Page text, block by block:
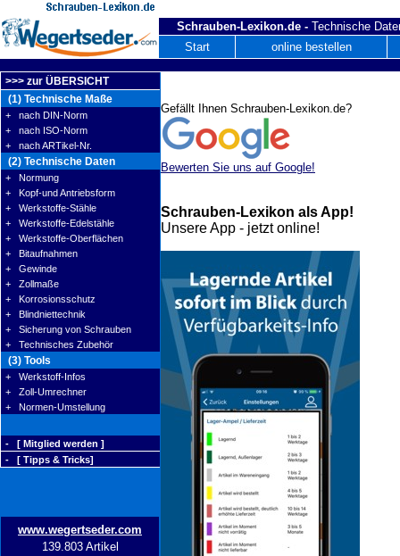
Schrauben-Lexikon.de - Technische
Start
online bestellen
>>> zur ÜBERSICHT
(1) Technische Maße
+ nach DIN-Norm
+ nach ISO-Norm
+ nach ARTikel-Nr.
(2) Technische Daten
+ Normung
+ Kopf-und Antriebsform
+ Werkstoffe-Stähle
+ Werkstoffe-Edelstähle
+ Werkstoffe-Oberflächen
+ Bitaufnahmen
+ Gewinde
+ Zollmaße
+ Korrosionsschutz
+ Blindniettechnik
+ Sicherung von Schrauben
+ Technisches Zubehör
(3) Tools
+ Werkstoff-Infos
+ Zoll-Umrechner
+ Normen-Umstellung
- [ Mitglied werden ]
- [ Tipps & Tricks]
www.wegertseder.com
139.803 Artikel
Gefällt Ihnen Schrauben-Lexikon.de?
Bewerten Sie uns auf Google!
Schrauben-Lexikon als App!
Unsere App - jetzt online!